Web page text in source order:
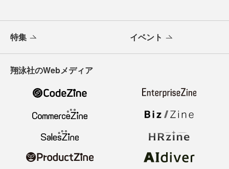
特集 イベント
翔泳社のWebメディア